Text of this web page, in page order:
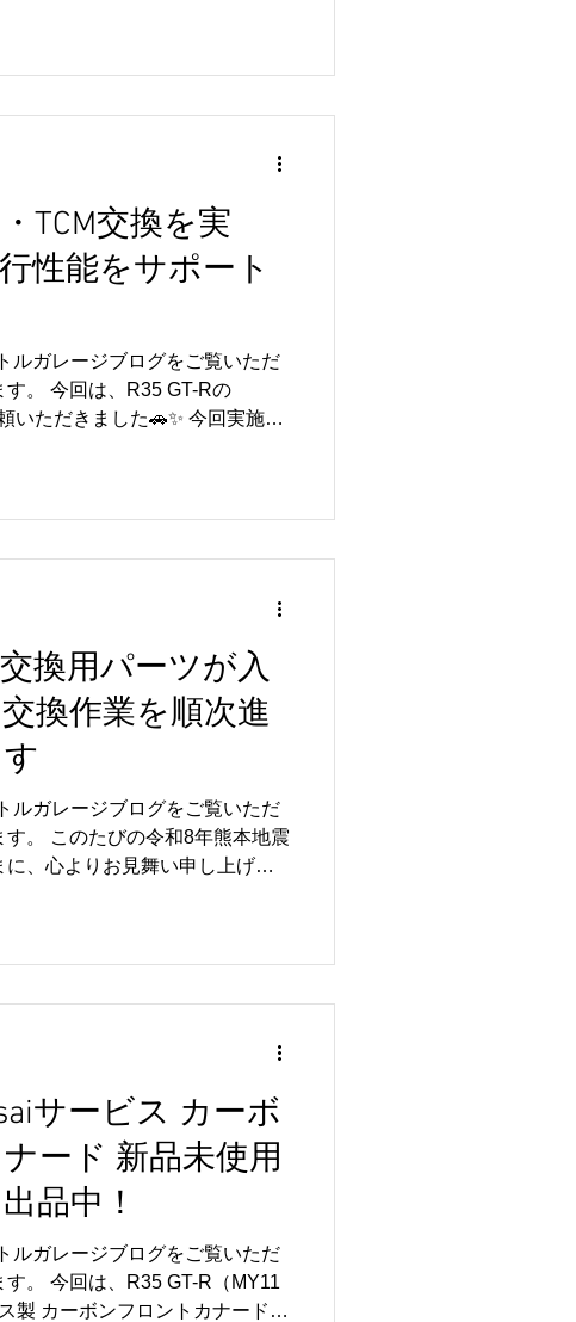
デュアルクラッチトランス
車の仕様や使用環境に合わせた
適で安心して走行をお楽しみ
ミッション学習も丁寧に実施
揮できるよう仕上げました✨
まで、安心してドライビング
台となりました😊 いつもリトル
、誠にありがとうございま
、R35 GT-RのTCMバージョン
ユニット・車検・メンテナン
・TCM交換を実
性能をサポート
ルガレージブログをご覧いただ
。 今回は、R35 GT-Rの
いただきました🚗✨ 今回実施し
ュール）は、R35 GT-RのGR6
ッション学習を実施し、本来の
寧にセッティングを行いまし
ンコントロールモジュール）の
ジンとトランスミッションが
整しております。 あわせて、
のエンジンオイル交換やオイル
る状態へ仕上げました✨...
交換用パーツが入
換作業を順次進
ルガレージブログをご覧いただ
。 このたびの令和8年熊本地震
、心よりお見舞い申し上げま
から順次、交換作業を進めてま
ョンの制御を担う重要な部品で
違和感や警告灯の点灯など、気
、早めの点検・診断をおすすめ
の様子や作業後のレポートにつ
ご紹介していく予定ですの
ださい😊 リトルガレージで
ンス・修理・車検・カスタムま
。 GT-Rのことで気になること
にお問い合わせください。...
サービス カーボ
ード 新品未使用
品中！
ルガレージブログをご覧いただ
。 今回は、R35 GT-R（MY11
製 カーボンフロントカナードの